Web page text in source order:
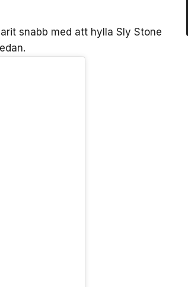
snabb med att hylla Sly Stone